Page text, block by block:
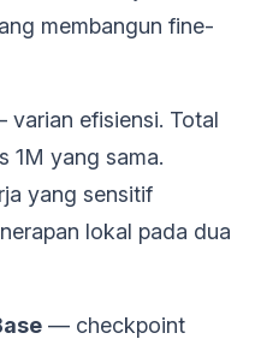
membangun fine-
varian efisiensi. Total
1M yang sama.
yang sensitif
lokal pada dua
— checkpoint